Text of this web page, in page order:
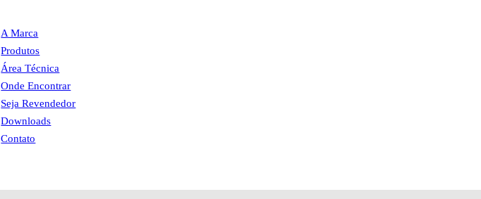
A Marca
Produtos
Área Técnica
Onde Encontrar
Seja Revendedor
Downloads
Contato